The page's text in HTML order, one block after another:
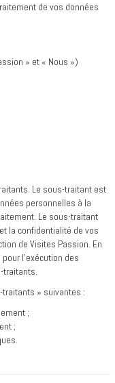
de vos données
» et « Nous »)
Le sous-traitant est
personnelles à la
Le sous-traitant
la confidentialité de vos
de Visites Passion. En
l'exécution des
traitants.
» suivantes :
;
;